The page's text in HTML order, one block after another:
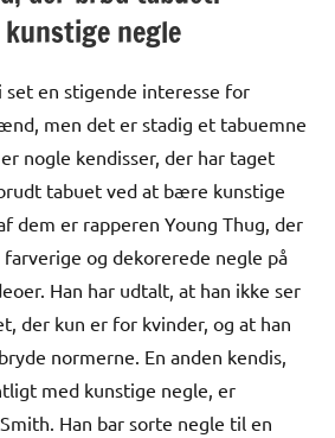
negle
set en stigende interesse for
men det er stadig et tabuemne
nogle kendisser, der har taget
tabuet ved at bære kunstige
dem er rapperen Young Thug, der
og dekorerede negle på
Han har udtalt, at han ikke ser
der kun er for kvinder, og at han
normerne. En anden kendis,
med kunstige negle, er
Han bar sorte negle til en